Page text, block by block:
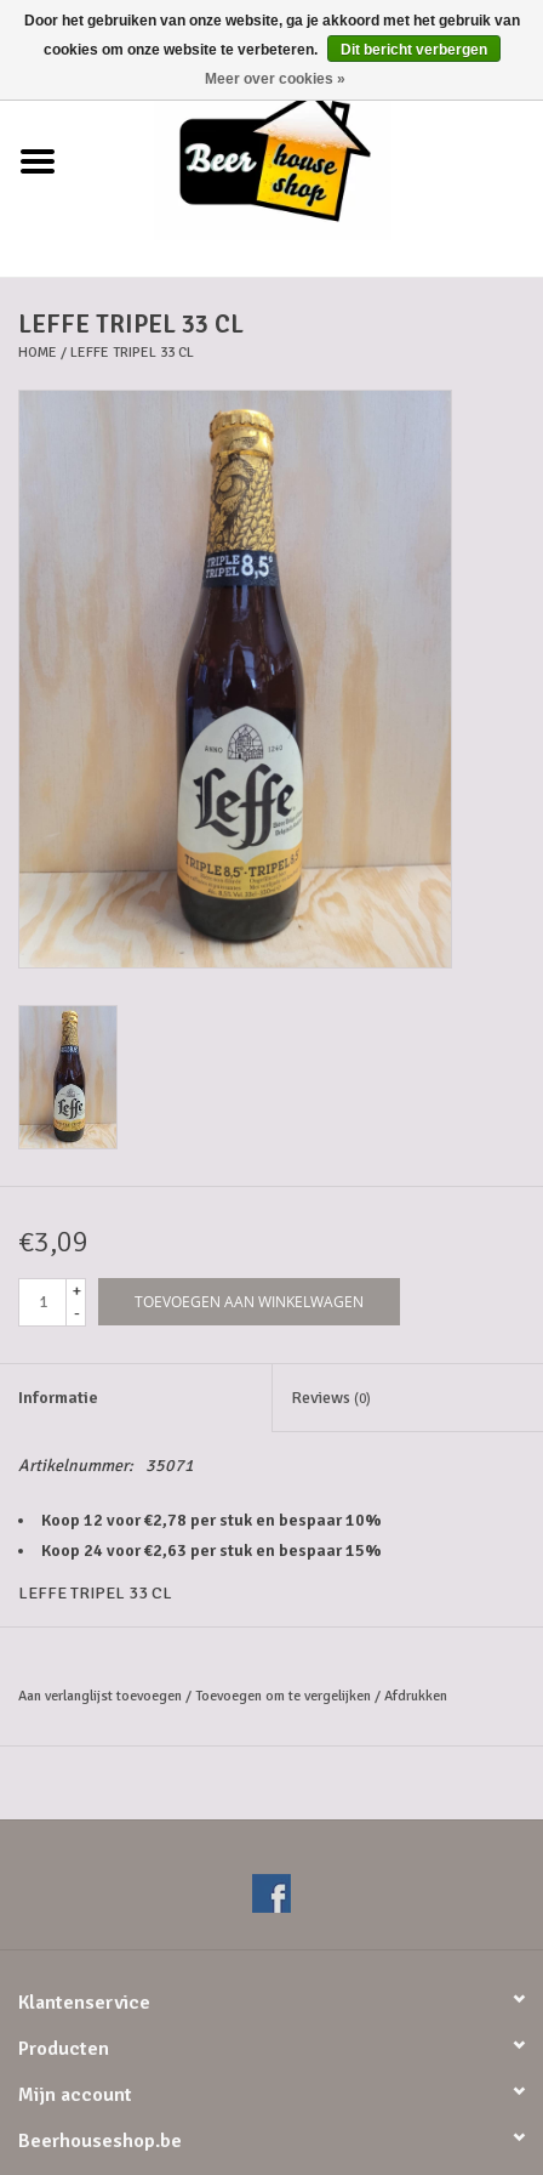
0 Artikelen - €0,00
Biermanden
Blikken
Manden/Kratten
Mixdozen
Streekproducten
Sweets
5-6l vaten
Streekproducten/Diverse
LEFFE TRIPEL 33 CL
HOME / LEFFE TRIPEL 33 CL
€3,09
+
-
TOEVOEGEN AAN WINKELWAGEN
Informatie Reviews (0)
Artikelnummer: 35071
Koop 12 voor €2,78 per stuk en bespaar 10%
Koop 24 voor €2,63 per stuk en bespaar 15%
LEFFE TRIPEL 33 CL
Aan verlanglijst toevoegen / Toevoegen om te vergelijken / Afdrukken
Klantenservice
Producten
Mijn account
Beerhouseshop.be
Door het gebruiken van onze website, ga je akkoord met het gebruik van
cookies om onze website te verbeteren.
Dit bericht verbergen
Meer over cookies »